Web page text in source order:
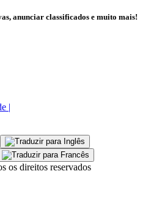
anunciar classificados e muito mais!
|
os direitos reservados